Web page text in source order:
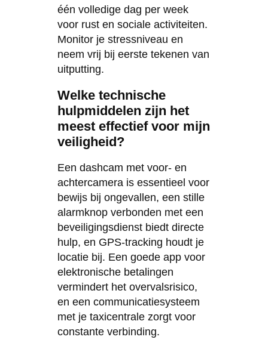
één volledige dag per week
voor rust en sociale activiteiten.
Monitor je stressniveau en
neem vrij bij eerste tekenen van
uitputting.
Welke technische
hulpmiddelen zijn het
meest effectief voor mijn
veiligheid?
Een dashcam met voor- en
achtercamera is essentieel voor
bewijs bij ongevallen, een stille
alarmknop verbonden met een
beveiligingsdienst biedt directe
hulp, en GPS-tracking houdt je
locatie bij. Een goede app voor
elektronische betalingen
vermindert het overvalsrisico,
en een communicatiesysteem
met je taxicentrale zorgt voor
constante verbinding.